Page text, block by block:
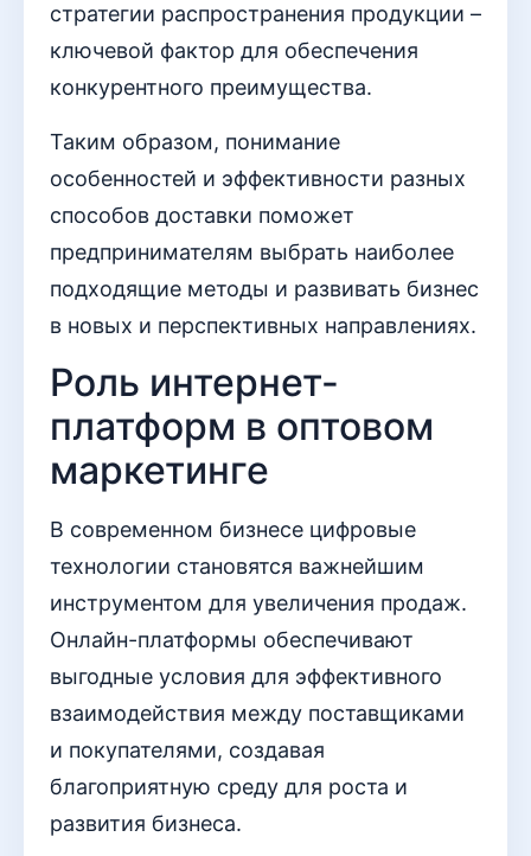
стратегии распространения продукции –
ключевой фактор для обеспечения
конкурентного преимущества.
Таким образом, понимание
особенностей и эффективности разных
способов доставки поможет
предпринимателям выбрать наиболее
подходящие методы и развивать бизнес
в новых и перспективных направлениях.
Роль интернет-
платформ в оптовом
маркетинге
В современном бизнесе цифровые
технологии становятся важнейшим
инструментом для увеличения продаж.
Онлайн-платформы обеспечивают
выгодные условия для эффективного
взаимодействия между поставщиками
и покупателями, создавая
благоприятную среду для роста и
развития бизнеса.